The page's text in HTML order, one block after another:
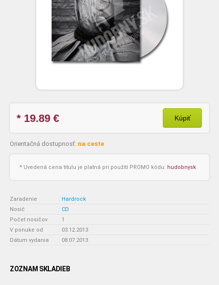
* 19.89 € Kúpiť
Orientačná dostupnosť: na ceste
* Uvedená cena titulu je platná pri použití PROMO kódu: hudobnysk
Zaradenie : Hardrock
Nosič
: CD
Počet nosičov
: 1
V ponuke od
: 03.12.2013
Dátum vydania
: 08.07.2013
ZOZNAM SKLADIEB